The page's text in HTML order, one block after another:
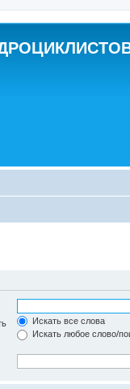
Искать все слова
Искать любое слово/